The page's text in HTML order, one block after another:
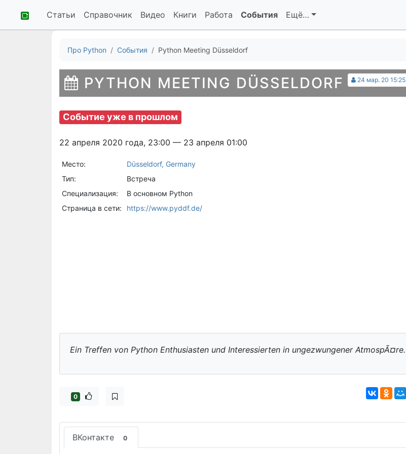
Статьи Справочник Видео Книги Работа События Ещё…
Про Python События Python Meeting Düsseldorf
24 мар. 20 15:25
PYTHON MEETING DÜSSELDORF
Событие уже в прошлом
22 апреля 2020 года, 23:00 — 23 апреля 01:00
Место:
Düsseldorf, Germany
Тип:
Встреча
Специализация:
В основном Python
Страница в сети:
https://www.pyddf.de/
Ein Treffen von Python Enthusiasten und Interessierten in ungezwungener AtmospÃ¤re.
0
ВКонтакте 0